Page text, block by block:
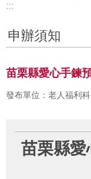
社
(師)
服
政
府
公
:::
申辦須知
苗栗縣愛心手鍊
發布單位：老人福利科
苗栗縣愛